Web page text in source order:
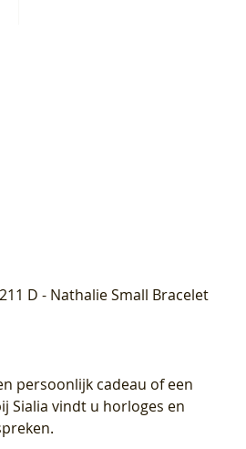
D - Nathalie Small Bracelet
persoonlijk cadeau of een
Sialia vindt u horloges en